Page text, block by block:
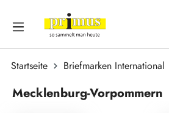
Zum Hauptinhalt springen
Startseite Briefmarken International
Mecklenburg-Vorpommern